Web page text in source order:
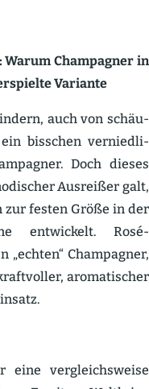
Warum Champagner in
Variante
auch von schäu­
bisschen vernied­li­
Doch dieses
Ausreißer galt,
zur festen Größe in der
entwi­ckelt. Rosé-
Champagner,
aroma­ti­scher
eine vergleichs­weise